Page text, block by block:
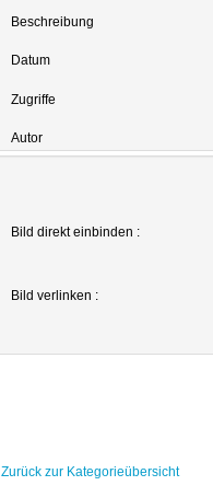
Beschreibung
Datum
Zugriffe
Autor
Bild direkt einbinden :
Bild verlinken :
Zurück zur Kategorieübersicht